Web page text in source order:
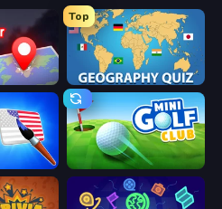
OpenGuessr - Geo Guessing
Top
Gioco delle Bandiere
Mini Golf Club